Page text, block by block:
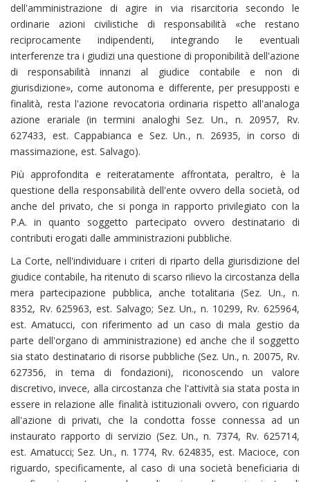
dell'amministrazione di agire in via risarcitoria secondo le
ordinarie azioni civilistiche di responsabilità «che restano
reciprocamente indipendenti, integrando le eventuali
interferenze tra i giudizi una questione di proponibilità dell'azione
di responsabilità innanzi al giudice contabile e non di
giurisdizione», come autonoma e differente, per presupposti e
finalità, resta l'azione revocatoria ordinaria rispetto all'analoga
azione erariale (in termini analoghi Sez. Un., n. 20957, Rv.
627433, est. Cappabianca e Sez. Un., n. 26935, in corso di
massimazione, est. Salvago).
Più approfondita e reiteratamente affrontata, peraltro, è la
questione della responsabilità dell'ente ovvero della società, od
anche del privato, che si ponga in rapporto privilegiato con la
P.A. in quanto soggetto partecipato ovvero destinatario di
contributi erogati dalle amministrazioni pubbliche.
La Corte, nell'individuare i criteri di riparto della giurisdizione del
giudice contabile, ha ritenuto di scarso rilievo la circostanza della
mera partecipazione pubblica, anche totalitaria (Sez. Un., n.
8352, Rv. 625963, est. Salvago; Sez. Un., n. 10299, Rv. 625964,
est. Amatucci, con riferimento ad un caso di mala gestio da
parte dell'organo di amministrazione) ed anche che il soggetto
sia stato destinatario di risorse pubbliche (Sez. Un., n. 20075, Rv.
627356, in tema di fondazioni), riconoscendo un valore
discretivo, invece, alla circostanza che l'attività sia stata posta in
essere in relazione alle finalità istituzionali ovvero, con riguardo
all'azione di privati, che la condotta fosse connessa ad un
instaurato rapporto di servizio (Sez. Un., n. 7374, Rv. 625714,
est. Amatucci; Sez. Un., n. 1774, Rv. 624835, est. Macioce, con
riguardo, specificamente, al caso di una società beneficiaria di